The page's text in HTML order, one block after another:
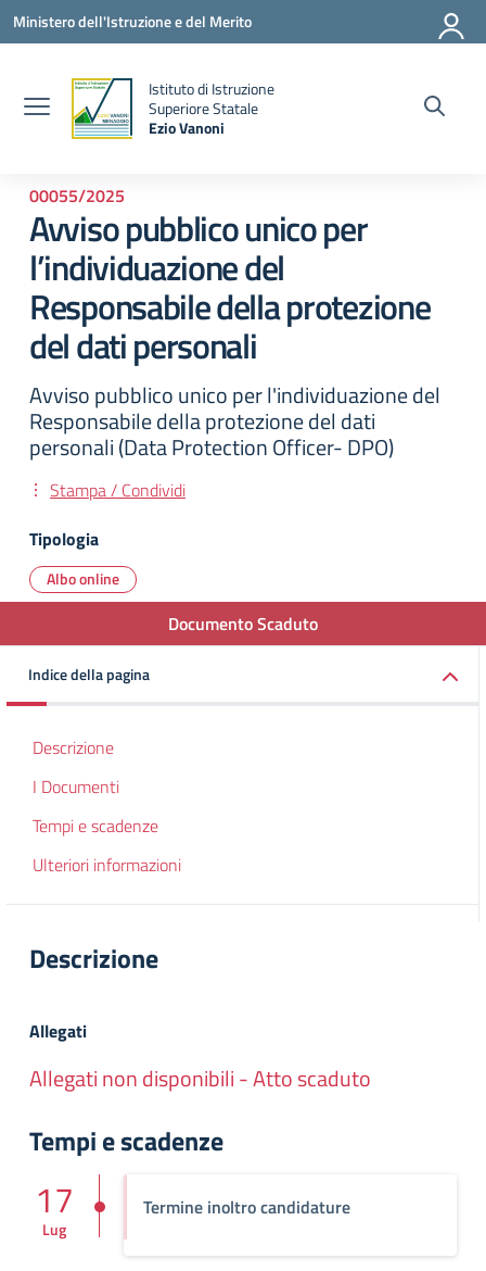
Vai ai contenuti
Vai al menu di navigazione
Vai al footer
Ministero dell'Istruzione e del Merito
Istituto di Istruzione
Superiore Statale
Ezio Vanoni
00055/2025
Avviso pubblico unico per
l’individuazione del
Responsabile della protezione
del dati personali
Avviso pubblico unico per l'individuazione del
Responsabile della protezione del dati
personali (Data Protection Officer- DPO)
Stampa / Condividi
Tipologia
Albo online
Documento Scaduto
Indice della pagina
Descrizione
I Documenti
Tempi e scadenze
Ulteriori informazioni
Descrizione
Allegati
Allegati non disponibili - Atto scaduto
Tempi e scadenze
Termine inoltro candidature
17
Lug